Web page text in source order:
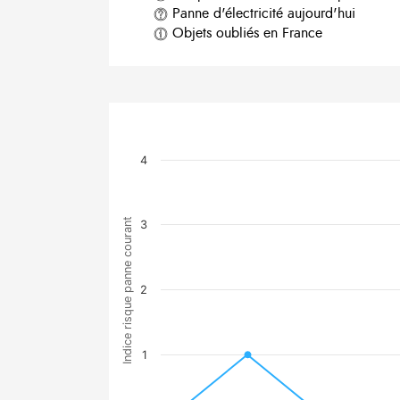
Panne d'électricité aujourd'hui
Objets oubliés en France
Indice risque panne courant 1
2
3
4